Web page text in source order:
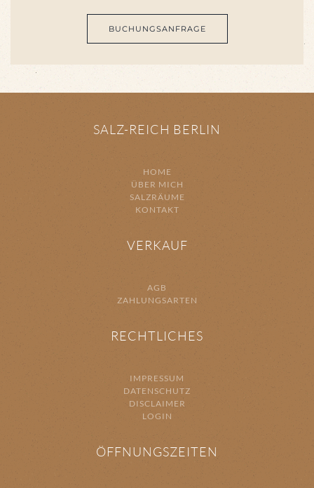
BUCHUNGSANFRAGE
SALZ-REICH BERLIN
HOME
ÜBER MICH
SALZRÄUME
KONTAKT
VERKAUF
AGB
ZAHLUNGSARTEN
RECHTLICHES
IMPRESSUM
DATENSCHUTZ
DISCLAIMER
LOGIN
ÖFFNUNGSZEITEN